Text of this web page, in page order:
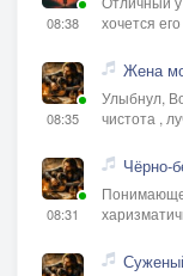
08:38
хочется
08:35
Жена
Улыбнул,
чистота ,
08:31
Чёрно-
Понимающе